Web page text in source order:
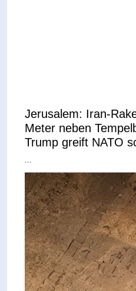
Jerusalem: Iran-
Meter neben
Trump greift NATO
...